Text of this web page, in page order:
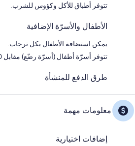
تتوفر أطباق للأكل وكؤوس للشرب.
الأطفال والأسرّة الإضافية
يمكن استضافة الأطفال بكل ترحاب.
تتوفر أسرّة أطفال (أسرّة رضّع) مقابل EUR 10.0 في اليوم
طرق الدفع للمنشأة
معلومات مهمة
إضافات اختيارية